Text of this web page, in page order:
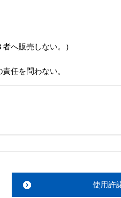
へ販売しない。）
任を問わない。
使用許